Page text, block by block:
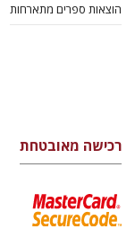
הוצאות ספרים מתארחות
רכישה מאובטחת